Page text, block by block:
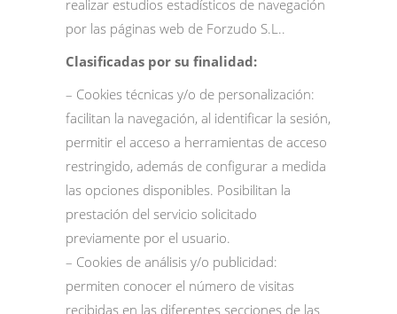
realizar estudios estadísticos de navegación
por las páginas web de Forzudo S.L..
Clasificadas por su finalidad:
– Cookies técnicas y/o de personalización:
facilitan la navegación, al identificar la sesión,
permitir el acceso a herramientas de acceso
restringido, además de configurar a medida
las opciones disponibles. Posibilitan la
prestación del servicio solicitado
previamente por el usuario.
– Cookies de análisis y/o publicidad:
permiten conocer el número de visitas
recibidas en las diferentes secciones de las